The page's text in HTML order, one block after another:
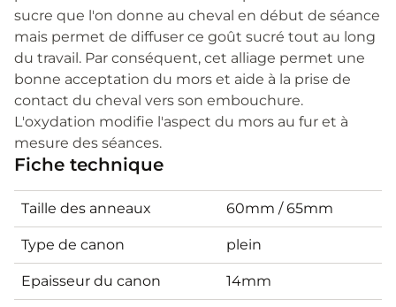
sucre que l'on donne au cheval en début de séance
mais permet de diffuser ce goût sucré tout au long
du travail. Par conséquent, cet alliage permet une
bonne acceptation du mors et aide à la prise de
contact du cheval vers son embouchure.
L'oxydation modifie l'aspect du mors au fur et à
mesure des séances.
Fiche technique
Taille des anneaux 60mm / 65mm
Type de canon plein
Epaisseur du canon 14mm